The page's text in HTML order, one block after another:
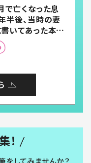
で亡くなった息
後、当時の妻
いてあった本音
！
をしてみませんか？